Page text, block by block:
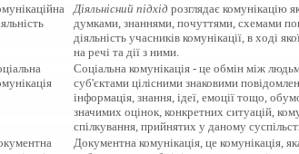
Діяльнісний підхід розглядає комунікацію
думками, знаннями, почуттями, схемами
діяльність учасників комунікації, в ході
на речі та дії з ними.
Соціальна комунікація - це обмін між
суб'єктами цілісними знаковими
інформація, знання, ідеї, емоції тощо,
значимих оцінок, конкретних ситуацій,
спілкування, прийнятих у даному
Документна комунікація, це комунікація,